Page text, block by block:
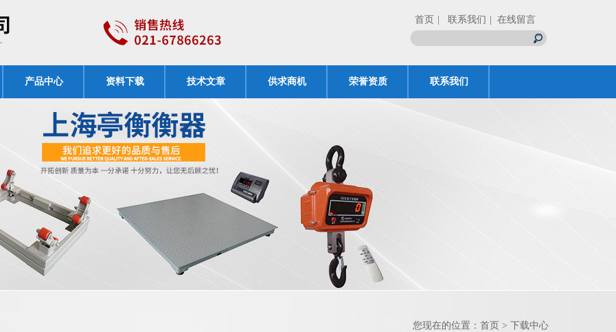
首页 | 联系我们 | 在线留言
产品中心 资料下载 技术文章 供求商机 荣誉资质 联系我们
您现在的位置： 首页 > 下载中心